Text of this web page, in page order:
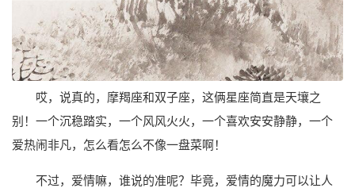
哎，说真的，摩羯座和双子座，这俩星座简直是天壤之
别！一个沉稳踏实，一个风风火火，一个喜欢安安静静，一个
爱热闹非凡，怎么看怎么不像一盘菜啊！
不过，爱情嘛，谁说的准呢？毕竟，爱情的魔力可以让人